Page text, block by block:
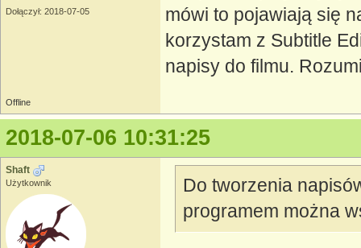
Dołączył: 2018-07-05
mówi to pojawiają się
korzystam z Subtitle
napisy do filmu.
Offline
2018-07-06 10:31:25
Shaft
Użytkownik
Do tworzenia
programem można